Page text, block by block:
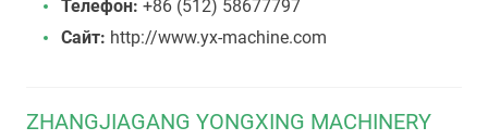
Телефон: +86 (512) 58677797
Сайт: http://www.yx-machine.com
ZHANGJIAGANG YONGXING MACHINERY